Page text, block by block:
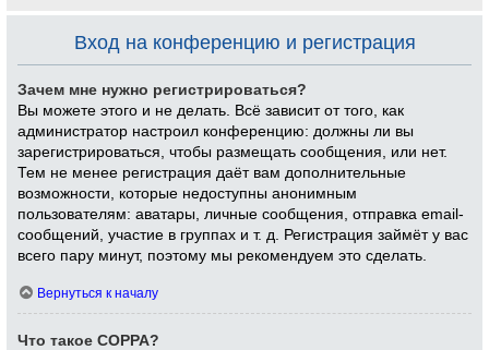
Вход на конференцию и регистрация
Зачем мне нужно регистрироваться?
Вы можете этого и не делать. Всё зависит от того, как
администратор настроил конференцию: должны ли вы
зарегистрироваться, чтобы размещать сообщения, или нет.
Тем не менее регистрация даёт вам дополнительные
возможности, которые недоступны анонимным
пользователям: аватары, личные сообщения, отправка email-
сообщений, участие в группах и т. д. Регистрация займёт у вас
всего пару минут, поэтому мы рекомендуем это сделать.
Вернуться к началу
Что такое COPPA?